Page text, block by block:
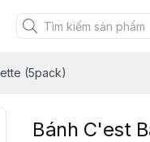
(5pack)
Bánh C'est